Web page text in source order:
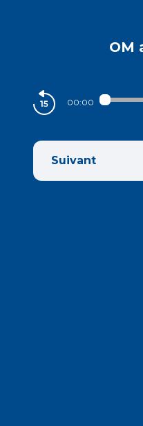
OM
00:00
Suivant